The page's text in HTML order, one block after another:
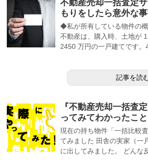
不動産売却一括査定
もりをしたら意外な
◆私が所有している物件の
不動産は、購入時、土地が
2450 万円の一戸建てです。
記事を読
『不動産売却一括査
ってみてわかったこと
現在の持ち物件「一括比較
てみました 田舎の実家（一
に出してみました。 どんな